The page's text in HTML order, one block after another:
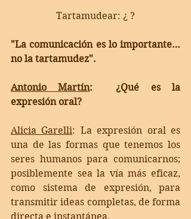
Tartamudear: ¿ ?
"La comunicación es lo importante…
no la tartamudez".
Antonio Martín:  ¿Qué es la
expresión oral?
Alicia Garelli: La expresión oral es
una de las formas que tenemos los
seres humanos para comunicarnos;
posiblemente sea la vía más eficaz,
como sistema de expresión, para
transmitir ideas completas, de forma
directa e instantánea.